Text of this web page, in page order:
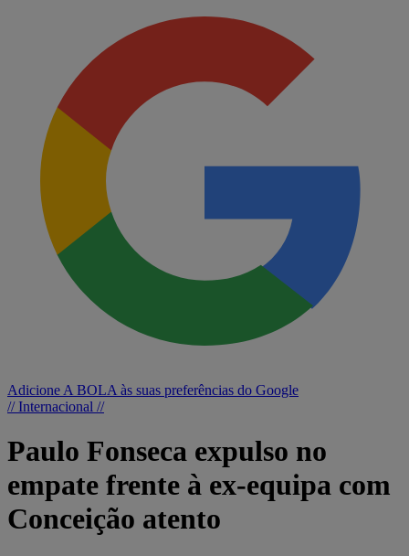
Adicione A BOLA às suas preferências do Google
// Internacional //
Paulo Fonseca expulso no
empate frente à ex-equipa com
Conceição atento